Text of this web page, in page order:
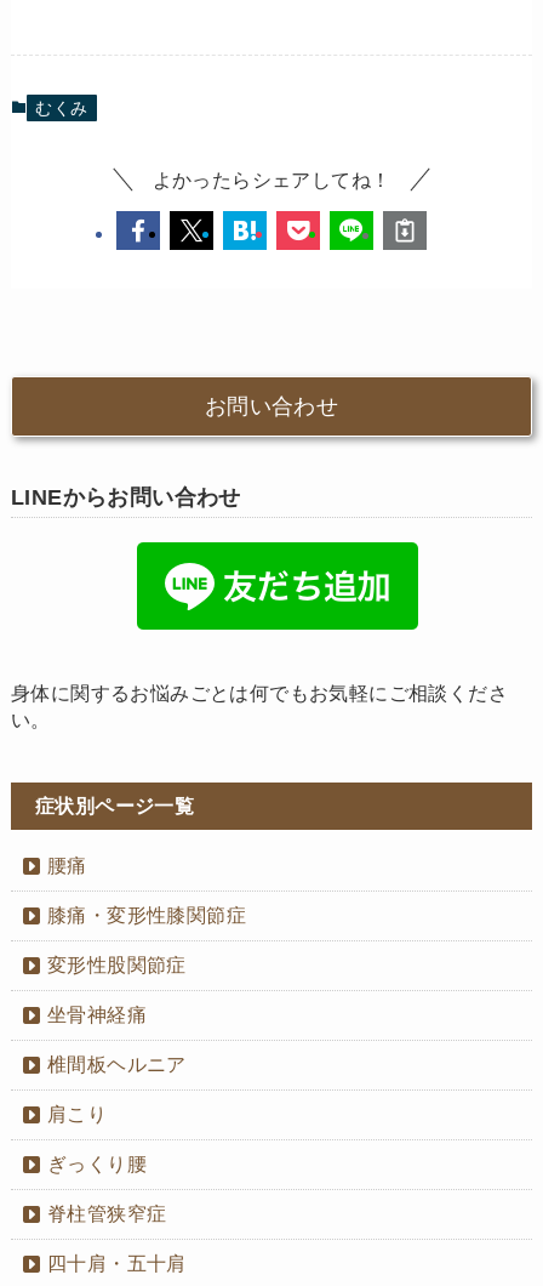
むくみ
よかったらシェアしてね！
お問い合わせ
LINEからお問い合わせ
身体に関するお悩みごとは何でもお気軽にご相談くださ
い。
症状別ページ一覧
腰痛
膝痛・変形性膝関節症
変形性股関節症
坐骨神経痛
椎間板ヘルニア
肩こり
ぎっくり腰
脊柱管狭窄症
四十肩・五十肩